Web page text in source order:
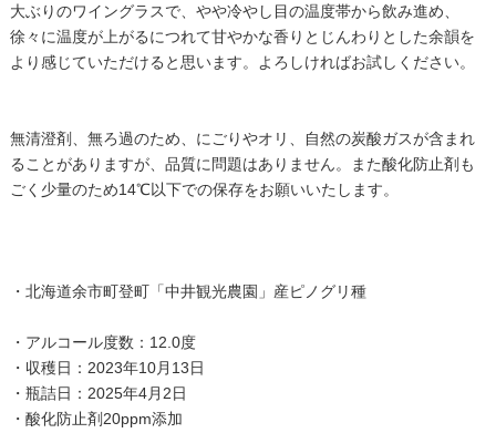
大ぶりのワイングラスで、やや冷やし目の温度帯から飲み進め、
徐々に温度が上がるにつれて甘やかな香りとじんわりとした余韻を
より感じていただけると思います。よろしければお試しください。
無清澄剤、無ろ過のため、にごりやオリ、自然の炭酸ガスが含まれ
ることがありますが、品質に問題はありません。また酸化防止剤も
ごく少量のため14℃以下での保存をお願いいたします。
・北海道余市町登町「中井観光農園」産ピノグリ種
・アルコール度数：12.0度
・収穫日：2023年10月13日
・瓶詰日：2025年4月2日
・酸化防止剤20ppm添加